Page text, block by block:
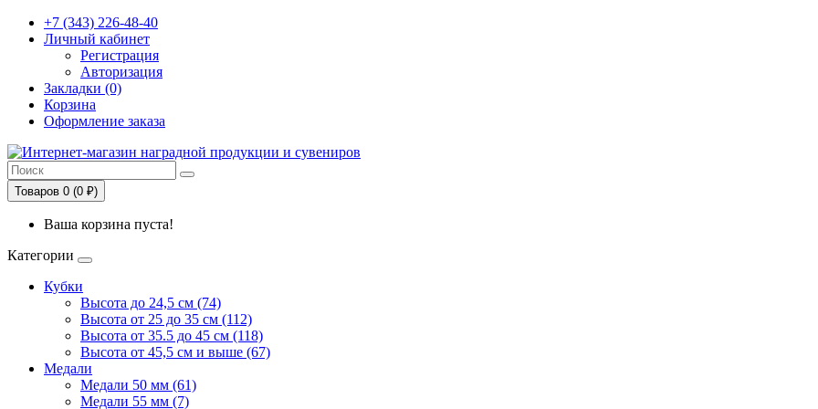
+7 (343) 226-48-40
Личный кабинет
Регистрация
Авторизация
Закладки (0)
Корзина
Оформление заказа
Товаров 0 (0 ₽)
Ваша корзина пуста!
Категории
Кубки
Высота до 24,5 см (74)
Высота от 25 до 35 см (112)
Высота от 35.5 до 45 см (118)
Высота от 45,5 см и выше (67)
Медали
Медали 50 мм (61)
Медали 55 мм (7)